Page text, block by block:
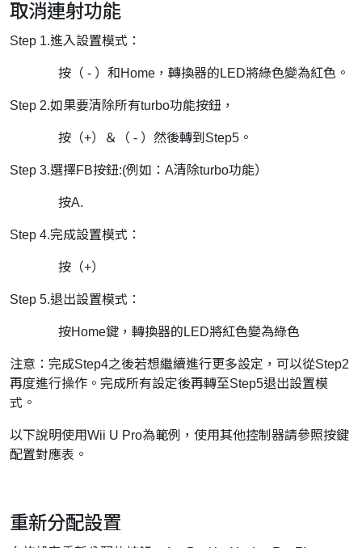
取消連射功能
Step 1.進入設置模式：
按（ - ）和Home，轉換器的LED將綠色變為紅色。
Step 2.如果要清除所有turbo功能按鈕，
按（+）＆（ - ）然後轉到Step5。
Step 3.選擇FB按鈕:(例如：A清除turbo功能）
按A.
Step 4.完成設置模式：
按（+）
Step 5.退出設置模式：
按Home鍵，轉換器的LED將紅色變為綠色
注意：完成Step4之後若想繼續進行更多設定，可以從Step2
再度進行操作。完成所有設定後再轉至Step5退出設置模
式。
以下說明使用Wii U Pro為範例，使用其他控制器請參照按鍵
配置對應表。
重新分配設置